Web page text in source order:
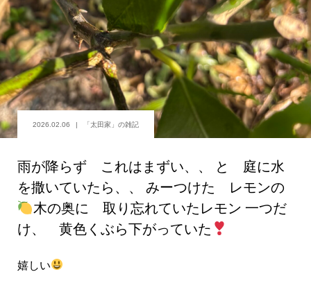
2026.02.06 「太田家」の雑記
雨が降らず これはまずい、、 と 庭に水
を撒いていたら、、 みーつけた レモンの
木の奥に 取り忘れていたレモン 一つだ
け、 黄色くぶら下がっていた
嬉しい